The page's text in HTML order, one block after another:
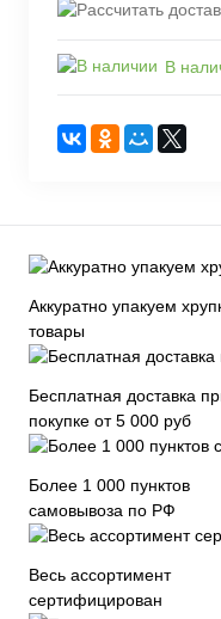
В
Аккуратно упакуем
товары
Бесплатная доставка
покупке от 5 000 руб
Более 1 000 пунктов
самовывоза по РФ
Весь ассортимент
сертифицирован